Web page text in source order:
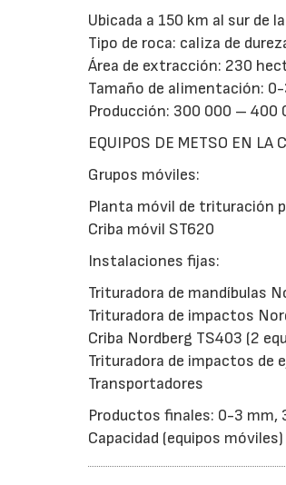
Ubicada a 150 km al sur de
Tipo de roca: caliza de
Área de extracción: 230
Tamaño de alimentación:
Producción: 300 000 – 400
EQUIPOS DE METSO EN LA
Grupos móviles:
Planta móvil de trituración
Criba móvil ST620
Instalaciones fijas:
Trituradora de mandíbulas
Trituradora de impactos
Criba Nordberg TS403 (2
Trituradora de impactos de
Transportadores
Productos finales: 0-3
Capacidad (equipos